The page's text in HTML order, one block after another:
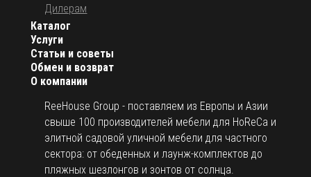
О компании
ReeHouse Group - поставляем из Европы и Азии
свыше 100 производителей мебели для HoReCa и
элитной садовой уличной мебели для частного
сектора: от обеденных и лаунж-комплектов до
пляжных шезлонгов и зонтов от солнца.
Каталог
Услуги
Статьи и советы
Обмен и возврат
Дилерам